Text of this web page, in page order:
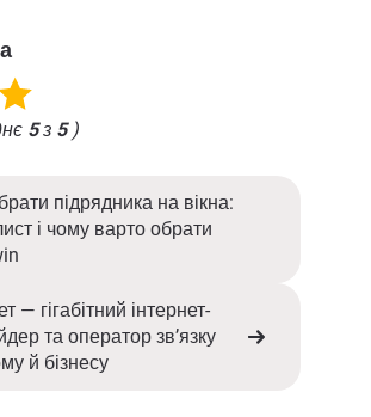
5з 5)
підрядника на вікна:
і чому варто обрати
— гігабітний інтернет-
та оператор зв’язку
й бізнесу